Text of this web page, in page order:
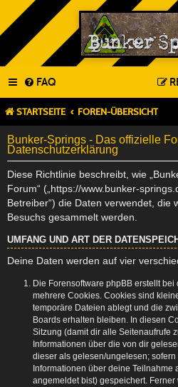
FAQ
STARTSEITE FOREN-ÜBERSICHT
Bunker-Springs - Das offizielle
Datenschutzerklärung
Diese Richtlinie beschreibt, wie
Forum“ („https://www.bunker-
Betreiber“) die Daten verwendet, die
Besuchs gesammelt werden.
UMFANG UND ART DER
Deine Daten werden auf vier
Die Forensoftware phpBB erstellt
mehrere Cookies. Cookies sind
temporäre Dateien ablegt und die
Boards erhalten bleiben. In diesen
Sitzung (damit dir alle Seitenaufrufe
Informationen über die von dir
dieser als gelesen/ungelesen;
Informationen über deine Teilnahme
angemeldet bist) gespeichert.